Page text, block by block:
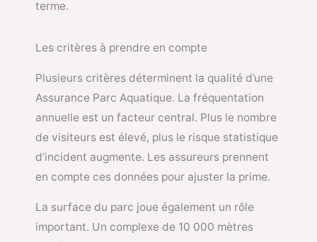
terme.
Les critères à prendre en compte
Plusieurs critères déterminent la qualité d’une
Assurance Parc Aquatique. La fréquentation
annuelle est un facteur central. Plus le nombre
de visiteurs est élevé, plus le risque statistique
d’incident augmente. Les assureurs prennent
en compte ces données pour ajuster la prime.
La surface du parc joue également un rôle
important. Un complexe de 10 000 mètres